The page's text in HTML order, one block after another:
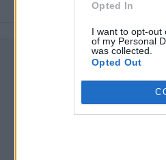
Opted In
I want to opt-out
of my Personal
was collected.
Opted Out